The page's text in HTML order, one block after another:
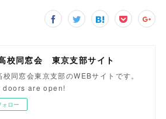
校同窓会 東京支部サイト
校同窓会東京支部のWEBサイトです。
doors are open!
ォロー